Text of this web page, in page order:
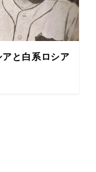
アと白系ロシア